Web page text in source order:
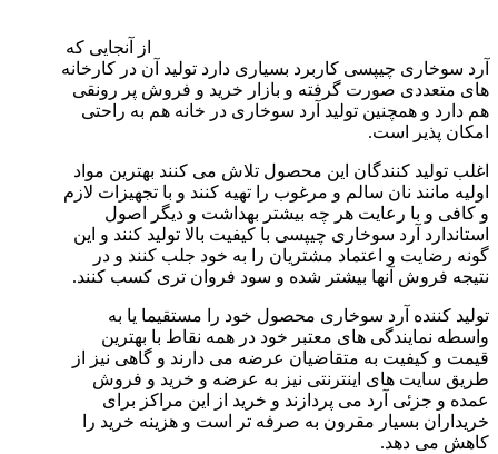
از آنجایی که
آرد سوخاری چیپسی کاربرد بسیاری دارد تولید آن در کارخانه
های متعددی صورت گرفته و بازار خرید و فروش پر رونقی
هم دارد و همچنین تولید آرد سوخاری در خانه هم به راحتی
امکان پذیر است.
اغلب تولید کنندگان این محصول تلاش می کنند بهترین مواد
اولیه مانند نان سالم و مرغوب را تهیه کنند و با تجهیزات لازم
و کافی و با رعایت هر چه بیشتر بهداشت و دیگر اصول
استاندارد آرد سوخاری چیپسی با کیفیت بالا تولید کنند و این
گونه رضایت و اعتماد مشتریان را به خود جلب کنند و در
نتیجه فروش آنها بیشتر شده و سود فروان تری کسب کنند.
تولید کننده آرد سوخاری محصول خود را مستقیما یا به
واسطه نمایندگی های معتبر خود در همه نقاط با بهترین
قیمت و کیفیت به متقاضیان عرضه می دارند و گاهی نیز از
طریق سایت های اینترنتی نیز به عرضه و خرید و فروش
عمده و جزئی آرد می پردازند و خرید از این مراکز برای
خریداران بسیار مقرون به صرفه تر است و هزینه خرید را
کاهش می دهد.